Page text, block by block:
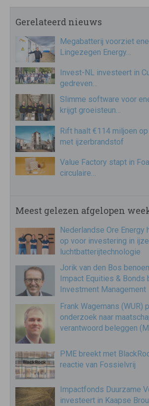
Gerelateerd nieuws
Megabatterij voorziet
Lingezegen Energy…
Invest-NL investeert in
gedreven…
Slimme software voor
krijgt groeisteun…
Rift haalt €114 miljoen
met ijzerbrandstof
Value Factory stapt in
circulaire…
Meest gelezen afgelopen
Nederlandse Ore Energy
op voor investering in
luchtbatterijtechnologie
Jorik van den Bos
Impact Equities & Bonds
Investment Management
Frank Wagemans (WUR)
onderzoek naar
verantwoord beleggen
PME breekt met
reactie van Fossielvrij
Impactfonds Duurzame
investeert in Kaapse